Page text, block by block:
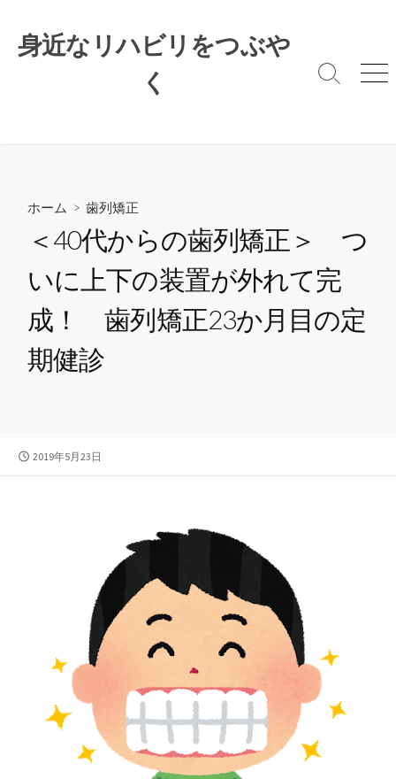
ス
身近なリハビリをつぶや
く
検
メ
ホーム > 歯列矯正
＜40代からの歯列矯正＞ つ
いに上下の装置が外れて完
成！ 歯列矯正23か月目の定
期健診
公
2019年5月23日